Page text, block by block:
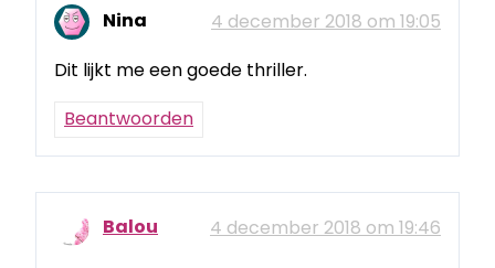
Nina
4 december 2018 om 19:05
Dit lijkt me een goede thriller.
Beantwoorden
Balou
4 december 2018 om 19:46